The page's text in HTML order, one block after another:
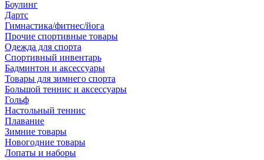
Боулинг
Дартс
Гимнастика/фитнес/йога
Прочие спортивные товары
Одежда для спорта
Спортивный инвентарь
Бадминтон и аксессуары
Товары для зимнего спорта
Большой теннис и аксессуары
Гольф
Настольный теннис
Плавание
Зимние товары
Новогодние товары
Лопаты и наборы